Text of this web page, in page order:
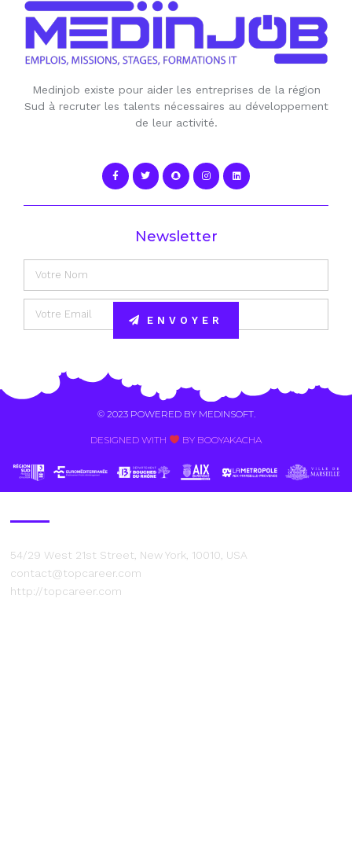
Medinjob existe pour aider les entreprises de la région
Sud à recruter les talents nécessaires au développement
de leur activité.
Newsletter
ENVOYER
© 2023 POWERED BY MEDINSOFT.
DESIGNED WITH BY BOOYAKACHA​
54/29 West 21st Street, New York, 10010, USA
contact@topcareer.com
http://topcareer.com